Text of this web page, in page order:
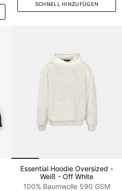
SCHNELL HINZUFÜGEN
Essential Hoodie Oversized -
Weiß - Off White
100% Baumwolle 590 GSM